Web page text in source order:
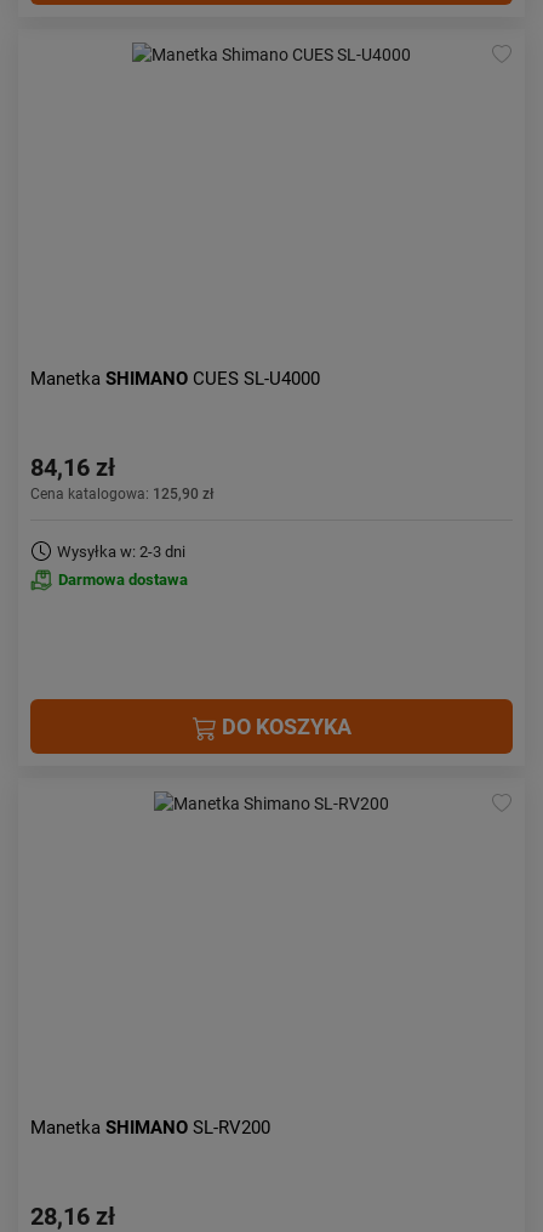
Manetka SHIMANO CUES SL-U4000
84,16 zł
Cena katalogowa: 125,90 zł
Wysyłka w: 2-3 dni
Darmowa dostawa
DO KOSZYKA
Manetka SHIMANO SL-RV200
28,16 zł